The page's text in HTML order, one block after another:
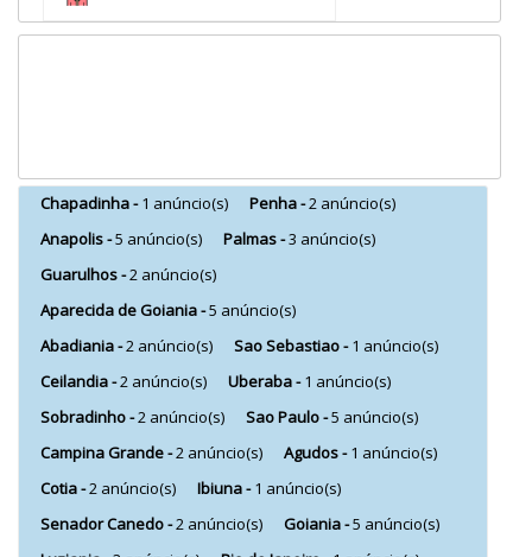
Chapadinha -1 anúncio(s) Penha -2 anúncio(s)
Anapolis -5 anúncio(s) Palmas -3 anúncio(s)
Guarulhos -2 anúncio(s)
Aparecida de Goiania -5 anúncio(s)
Abadiania -2 anúncio(s) Sao Sebastiao -1 anúncio(s)
Ceilandia -2 anúncio(s) Uberaba -1 anúncio(s)
Sobradinho -2 anúncio(s) Sao Paulo -5 anúncio(s)
Campina Grande -2 anúncio(s) Agudos -1 anúncio(s)
Cotia -2 anúncio(s) Ibiuna -1 anúncio(s)
Senador Canedo -2 anúncio(s) Goiania -5 anúncio(s)